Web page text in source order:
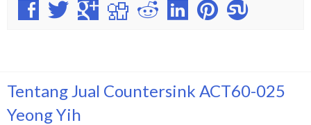
Tentang Jual Countersink ACT60-025
Yeong Yih